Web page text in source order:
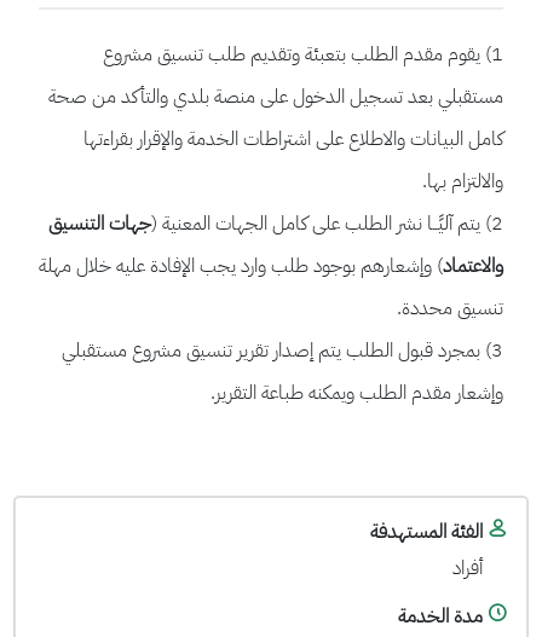
1) يقوم مقدم الطلب بتعبئة وتقديم طلب تنسيق مشروع
مستقبلي بعد تسجيل الدخول على منصة بلدي والتأكد من صحة
كامل البيانات والاطلاع على اشتراطات الخدمة والإقرار بقراءتها
والالتزام بها.
2) يتم آليًــا نشر الطلب على كامل الجهات المعنية (
جهات التنسيق
والاعتماد) وإشعارهم بوجود طلب وارد يجب الإفادة عليه خلال مهلة
تنسيق محددة.
3) بمجرد قبول الطلب يتم إصدار تقرير تنسيق مشروع مستقبلي
وإشعار مقدم الطلب ويمكنه طباعة التقرير.
الفئة المستهدفة
أفراد
مدة الخدمة